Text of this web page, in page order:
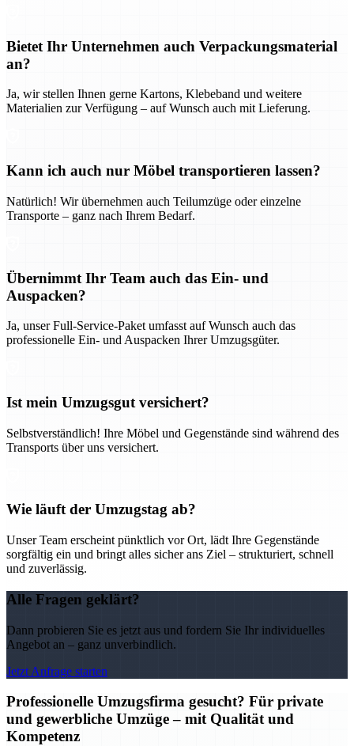
Bietet Ihr Unternehmen auch Verpackungsmaterial
an?
Ja, wir stellen Ihnen gerne Kartons, Klebeband und weitere
Materialien zur Verfügung – auf Wunsch auch mit Lieferung.
Kann ich auch nur Möbel transportieren lassen?
Natürlich! Wir übernehmen auch Teilumzüge oder einzelne
Transporte – ganz nach Ihrem Bedarf.
Übernimmt Ihr Team auch das Ein- und
Auspacken?
Ja, unser Full-Service-Paket umfasst auf Wunsch auch das
professionelle Ein- und Auspacken Ihrer Umzugsgüter.
Ist mein Umzugsgut versichert?
Selbstverständlich! Ihre Möbel und Gegenstände sind während des
Transports über uns versichert.
Wie läuft der Umzugstag ab?
Unser Team erscheint pünktlich vor Ort, lädt Ihre Gegenstände
sorgfältig ein und bringt alles sicher ans Ziel – strukturiert, schnell
und zuverlässig.
Alle Fragen geklärt?
Dann probieren Sie es jetzt aus und fordern Sie Ihr individuelles
Angebot an – ganz unverbindlich.
Jetzt Anfrage starten
Professionelle Umzugsfirma gesucht? Für private
und gewerbliche Umzüge – mit Qualität und
Kompetenz